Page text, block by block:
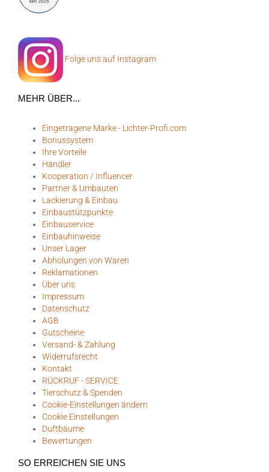
Folge uns auf Instagram
MEHR ÜBER...
Eingetragene Marke - Lichter-Profi.com
Bonussystem
Ihre Vorteile
Händler
Kooperation / Influencer
Partner & Umbauten
Lackierung & Einbau
Einbaustützpunkte
Einbauservice
Einbauhinweise
Unser Lager
Abholungen von Waren
Reklamationen
Über uns
Impressum
Datenschutz
AGB
Gutscheine
Versand- & Zahlung
Widerrufsrecht
Kontakt
RÜCKRUF - SERVICE
Tierschutz & Spenden
Cookie-Einstellungen ändern
Cookie Einstellungen
Duftbäume
Bewertungen
SO ERREICHEN SIE UNS